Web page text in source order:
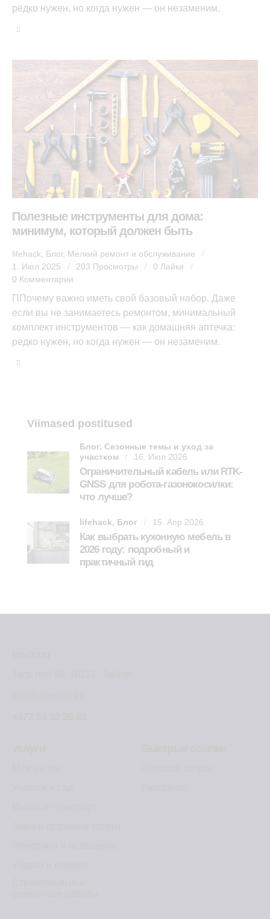
редко нужен, но когда нужен — он незаменим.
Полезные инструменты для дома:
минимум, который должен быть
lifehack Блог, Мелкий ремонт и обслуживание
1. Июл 2025
203 Просмотры 0 Лайки
0 Комментарии
ППочему важно иметь свой базовый набор. Даже
если вы не занимаетесь ремонтом, минимальный
комплект инструментов — как домашняя аптечка:
редко нужен, но когда нужен — он незаменим.
Viimased postitused
Блог, Сезонные темы и уход за
участком
16. Июл 2026
Ограничительный кабель или RTK-
GNSS для робота-газонокосилки:
что лучше?
lifehack, Блог 15. Апр 2026
Как выбрать кухонную мебель в
2026 году: подробный и
практичный гид